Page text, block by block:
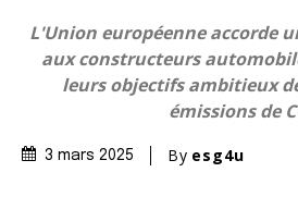
L'Union européenne accorde
aux constructeurs
leurs objectifs ambitieux
émissions de
3 mars 2025 By esg4u